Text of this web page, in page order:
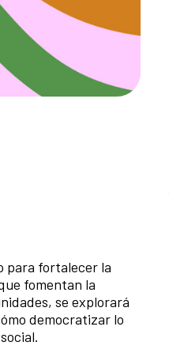
para fortalecer la
fomentan la
se explorará
democratizar lo